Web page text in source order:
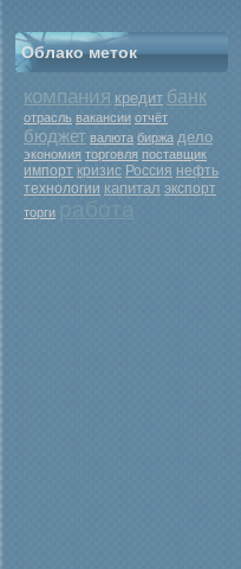
Облако меток
компания кредит банк
отрасль вакансии отчёт
бюджет валюта биржа дело
экономия торговля поставщик
импорт кризис Россия нефть
технологии капитал экспорт
торги